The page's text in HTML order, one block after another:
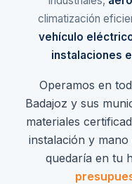
climatización
vehículo
instalaciones
Operamos en
Badajoz y sus
materiales
instalación y
quedaría en tu